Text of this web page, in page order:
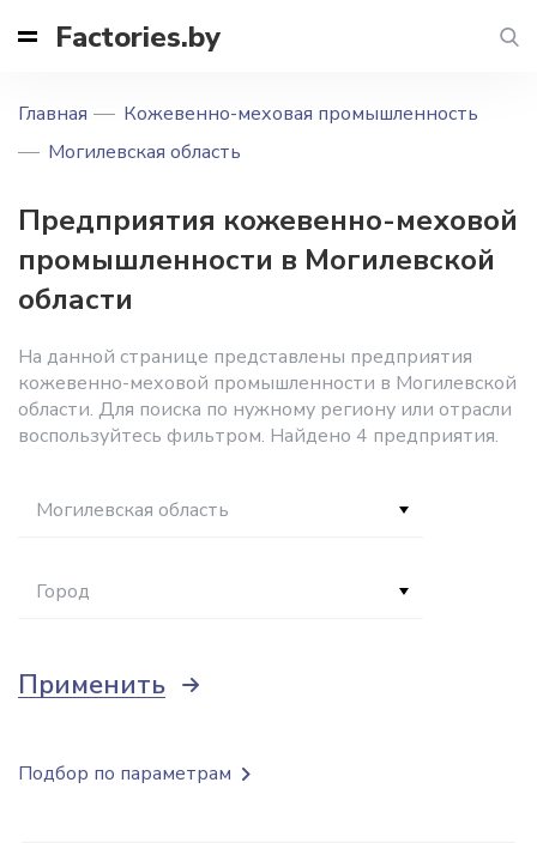
Factories.by
Главная
Кожевенно-меховая промышленность
Могилевская область
Предприятия кожевенно-меховой
промышленности в Могилевской
области
На данной странице представлены предприятия
кожевенно-меховой промышленности в Могилевской
области. Для поиска по нужному региону или отрасли
воспользуйтесь фильтром. Найдено 4 предприятия.
Могилевская область
Город
Применить
Подбор по параметрам